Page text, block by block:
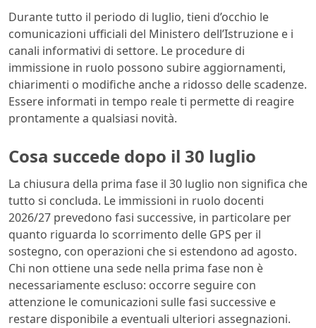
Durante tutto il periodo di luglio, tieni d’occhio le
comunicazioni ufficiali del Ministero dell’Istruzione e i
canali informativi di settore. Le procedure di
immissione in ruolo possono subire aggiornamenti,
chiarimenti o modifiche anche a ridosso delle scadenze.
Essere informati in tempo reale ti permette di reagire
prontamente a qualsiasi novità.
Cosa succede dopo il 30 luglio
La chiusura della prima fase il 30 luglio non significa che
tutto si concluda. Le immissioni in ruolo docenti
2026/27 prevedono fasi successive, in particolare per
quanto riguarda lo scorrimento delle GPS per il
sostegno, con operazioni che si estendono ad agosto.
Chi non ottiene una sede nella prima fase non è
necessariamente escluso: occorre seguire con
attenzione le comunicazioni sulle fasi successive e
restare disponibile a eventuali ulteriori assegnazioni.